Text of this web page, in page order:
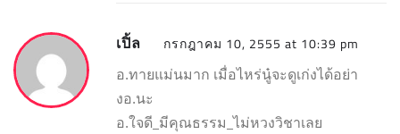
เปิ้ล กรกฎาคม 10, 2555 at 10:39 pm
อ.ทายแม่นมาก เมื่อไหร่นู๋จะดูเก่งได้อย่า
งอ.นะ
อ.ใจดี_มีคุณธรรม_ไม่หวงวิชาเลย